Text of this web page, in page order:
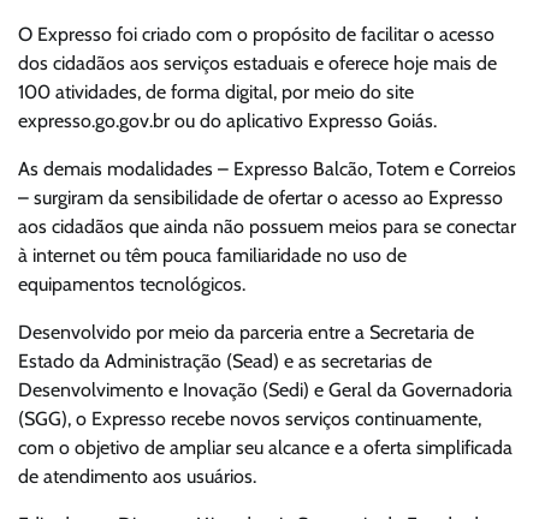
O Expresso foi criado com o propósito de facilitar o acesso
dos cidadãos aos serviços estaduais e oferece hoje mais de
100 atividades, de forma digital, por meio do site
expresso.go.gov.br ou do aplicativo Expresso Goiás.
As demais modalidades – Expresso Balcão, Totem e Correios
– surgiram da sensibilidade de ofertar o acesso ao Expresso
aos cidadãos que ainda não possuem meios para se conectar
à internet ou têm pouca familiaridade no uso de
equipamentos tecnológicos.
Desenvolvido por meio da parceria entre a Secretaria de
Estado da Administração (Sead) e as secretarias de
Desenvolvimento e Inovação (Sedi) e Geral da Governadoria
(SGG), o Expresso recebe novos serviços continuamente,
com o objetivo de ampliar seu alcance e a oferta simplificada
de atendimento aos usuários.